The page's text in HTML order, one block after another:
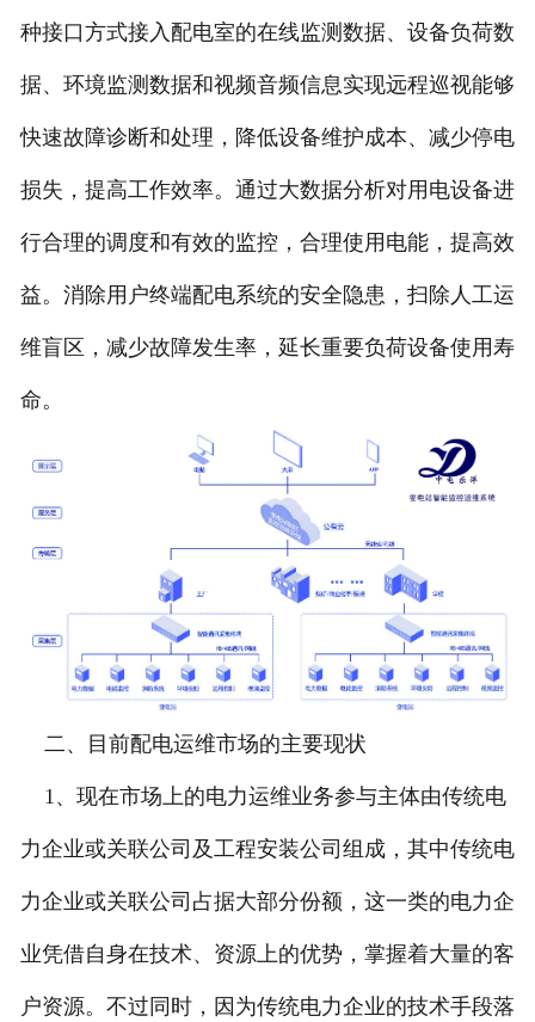
种接口方式接入配电室的在线监测数据、设备负荷数
据、环境监测数据和视频音频信息实现远程巡视能够
快速故障诊断和处理，降低设备维护成本、减少停电
损失，提高工作效率。通过大数据分析对用电设备进
行合理的调度和有效的监控，合理使用电能，提高效
益。消除用户终端配电系统的安全隐患，扫除人工运
维盲区，减少故障发生率，延长重要负荷设备使用寿
命。
二、目前配电运维市场的主要现状
1、现在市场上的电力运维业务参与主体由传统电
力企业或关联公司及工程安装公司组成，其中传统电
力企业或关联公司占据大部分份额，这一类的电力企
业凭借自身在技术、资源上的优势，掌握着大量的客
户资源。不过同时，因为传统电力企业的技术手段落